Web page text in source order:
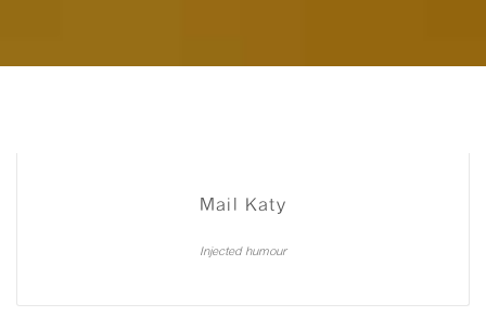
Mail Katy
Injected humour